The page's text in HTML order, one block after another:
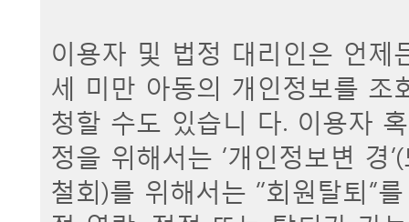
이용자 및 법정 대리인은 언
세 미만 아동의 개인정보를 조
청할 수도 있습니 다. 이용자
정을 위해서는 ‘개인정보변 경
철회)를 위해서는 “회원탈퇴”